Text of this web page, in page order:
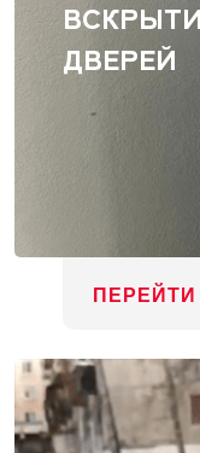
ДВЕРЕЙ
ПЕРЕЙТИ